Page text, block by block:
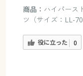
商品： ハイパース
ツ（サイズ：LL-
役に立った 0